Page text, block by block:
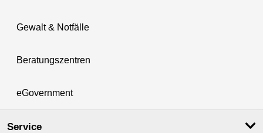
Gewalt & Notfälle
Beratungszentren
eGovernment
Service